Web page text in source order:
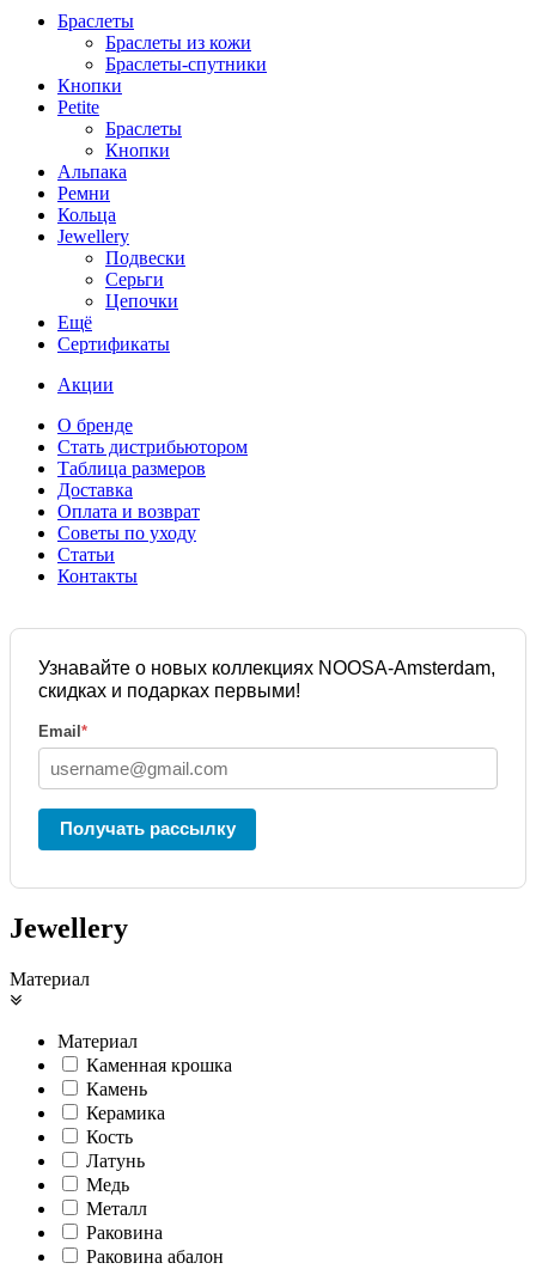
Браслеты
Браслеты из кожи
Браслеты-спутники
Кнопки
Petite
Браслеты
Кнопки
Альпака
Ремни
Кольца
Jewellery
Подвески
Серьги
Цепочки
Ещё
Сертификаты
Акции
О бренде
Стать дистрибьютором
Таблица размеров
Доставка
Оплата и возврат
Советы по уходу
Статьи
Контакты
Узнавайте о новых коллекциях NOOSA-Amsterdam,
скидках и подарках первыми!
Email *
Получать рассылку
Jewellery
Материал
Материал
Каменная крошка
Камень
Керамика
Кость
Латунь
Медь
Металл
Раковина
Раковина абалон